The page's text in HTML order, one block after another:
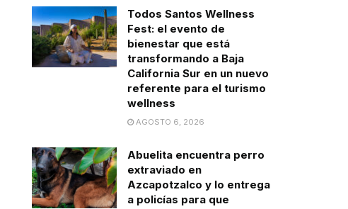
Todos Santos Wellness
Fest: el evento de
bienestar que está
transformando a Baja
California Sur en un nuevo
referente para el turismo
wellness
AGOSTO 6, 2026
Abuelita encuentra perro
extraviado en
Azcapotzalco y lo entrega
a policías para que